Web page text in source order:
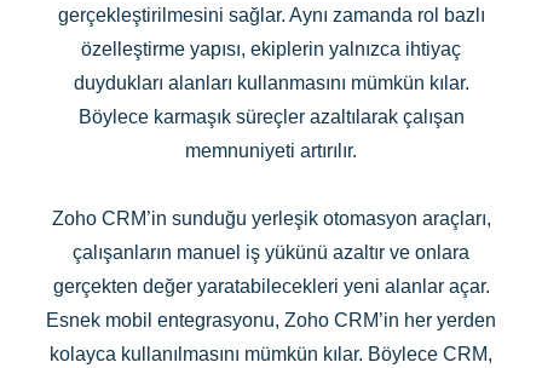
gerçekleştirilmesini sağlar. Aynı zamanda rol bazlı
özelleştirme yapısı, ekiplerin yalnızca ihtiyaç
duydukları alanları kullanmasını mümkün kılar.
Böylece karmaşık süreçler azaltılarak çalışan
memnuniyeti artırılır.
Zoho CRM’in sunduğu yerleşik otomasyon araçları,
çalışanların manuel iş yükünü azaltır ve onlara
gerçekten değer yaratabilecekleri yeni alanlar açar.
Esnek mobil entegrasyonu, Zoho CRM’in her yerden
kolayca kullanılmasını mümkün kılar. Böylece CRM,